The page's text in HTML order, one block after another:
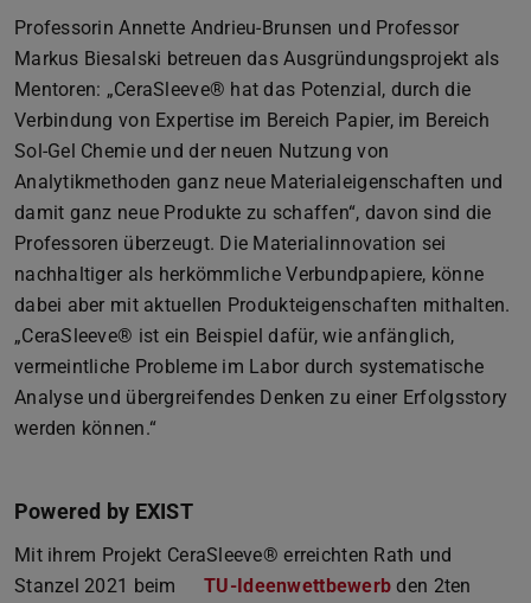
Professorin Annette Andrieu-Brunsen und Professor
Markus Biesalski betreuen das Ausgründungsprojekt als
Mentoren: „CeraSleeve® hat das Potenzial, durch die
Verbindung von Expertise im Bereich Papier, im Bereich
Sol-Gel Chemie und der neuen Nutzung von
Analytikmethoden ganz neue Materialeigenschaften und
damit ganz neue Produkte zu schaffen“, davon sind die
Professoren überzeugt. Die Materialinnovation sei
nachhaltiger als herkömmliche Verbundpapiere, könne
dabei aber mit aktuellen Produkteigenschaften mithalten.
„CeraSleeve® ist ein Beispiel dafür, wie anfänglich,
vermeintliche Probleme im Labor durch systematische
Analyse und übergreifendes Denken zu einer Erfolgsstory
werden können.“
Powered by EXIST
Mit ihrem Projekt CeraSleeve® erreichten Rath und
Stanzel 2021 beim
TU-Ideenwettbewerb den 2ten